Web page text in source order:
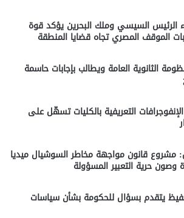
الرئيس السيسي وملك البحرين يؤكد قوة
الموقف المصري تجاه قضايا المنطقة
الثانوية العامة ويطالب بإجابات حاسمة
التعريفية بالكليات تسهّل على
مشروع قانون مواجهة مخاطر السوشيال ميديا
وصون حرية التعبير المسؤولة
يتقدم بسؤال للحكومة بشأن سياسات